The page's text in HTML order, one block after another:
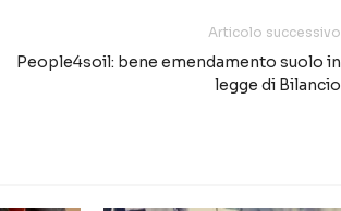
Articolo successivo
People4soil: bene emendamento suolo in
legge di Bilancio